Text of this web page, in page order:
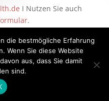
I Nutzen Sie auch
.
die bestmögliche Erfahrung
Wenn Sie diese Website
aus, dass Sie damit
sind.